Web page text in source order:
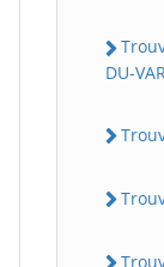
DU-VAR